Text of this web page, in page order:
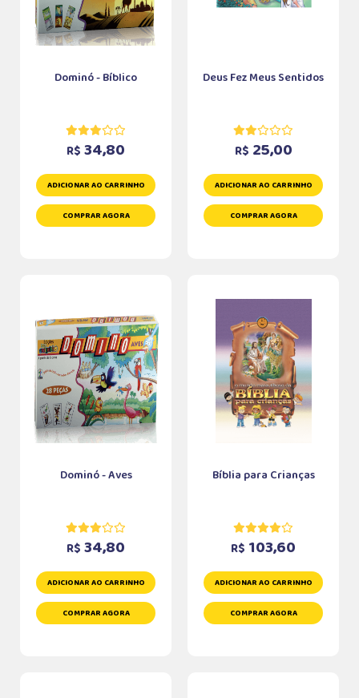
Dominó - Bíblico
R$ 34,80
ADICIONAR AO CARRINHO
COMPRAR AGORA
Deus Fez Meus Sentidos
R$ 25,00
ADICIONAR AO CARRINHO
COMPRAR AGORA
Dominó - Aves
R$ 34,80
ADICIONAR AO CARRINHO
COMPRAR AGORA
Bíblia para Crianças
R$ 103,60
ADICIONAR AO CARRINHO
COMPRAR AGORA